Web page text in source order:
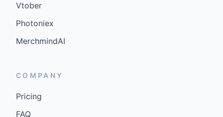
Vtober
Photoniex
MerchmindAI
COMPANY
Pricing
FAQ